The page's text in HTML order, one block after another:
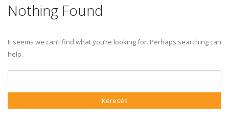
Nothing Found
It seems we can’t find what you’re looking for. Perhaps searching can
help.